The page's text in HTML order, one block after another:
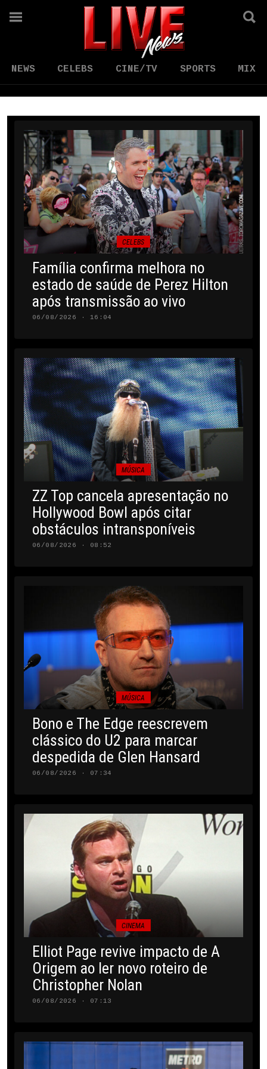
NEWS CELEBS CINE/TV SPORTS MIX
CELEBS
Família confirma melhora no
estado de saúde de Perez Hilton
após transmissão ao vivo
06/08/2026 · 16:04
MÚSICA
ZZ Top cancela apresentação no
Hollywood Bowl após citar
obstáculos intransponíveis
06/08/2026 · 08:52
MÚSICA
Bono e The Edge reescrevem
clássico do U2 para marcar
despedida de Glen Hansard
06/08/2026 · 07:34
CINEMA
Elliot Page revive impacto de A
Origem ao ler novo roteiro de
Christopher Nolan
06/08/2026 · 07:13